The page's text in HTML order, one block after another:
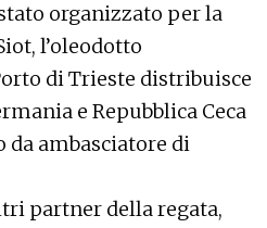
organizzato per la
l’oleodotto
di Trieste distribuisce
e Repubblica Ceca
da ambasciatore di
partner della regata,